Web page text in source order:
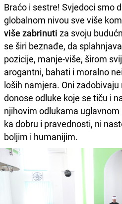
Braćo i sestre! Svjedoci smo
globalnom nivou sve više
više zabrinuti za svoju
se širi beznađe, da
pozicije, manje-više, širom
arogantni, bahati i moralno
loših namjera. Oni
donose odluke koje se tiču i
njihovim odlukama
ka dobru i pravednosti, ni
boljim i humanijim.